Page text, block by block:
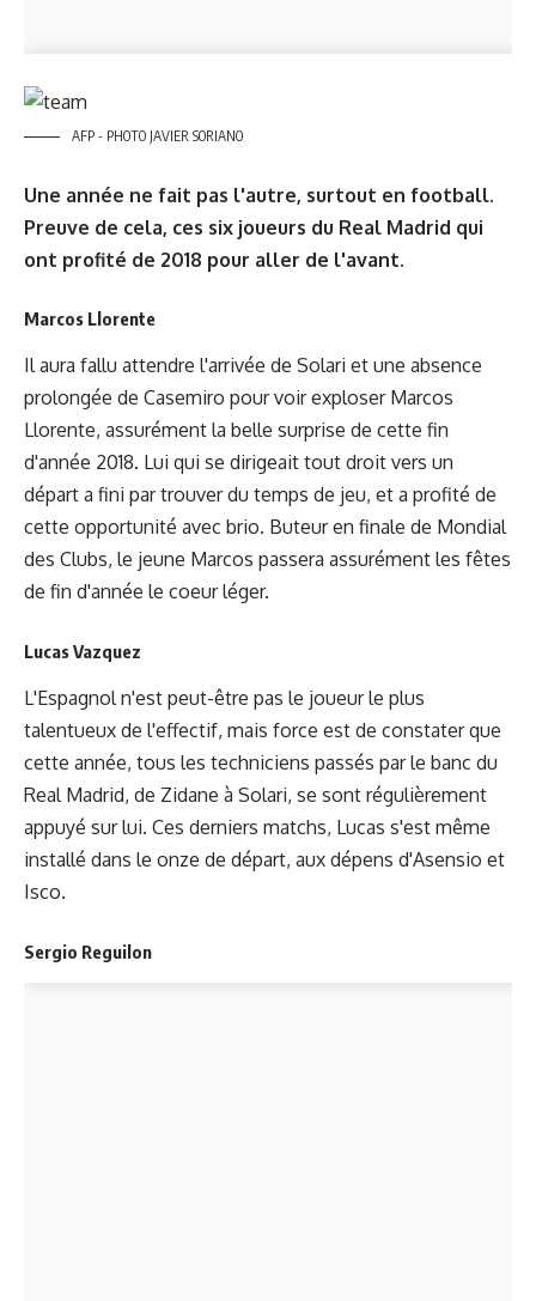
AFP - PHOTO JAVIER SORIANO
Une année ne fait pas l'autre, surtout en football.
Preuve de cela, ces six joueurs du Real Madrid qui
ont profité de 2018 pour aller de l'avant.
Marcos Llorente
Il aura fallu attendre l'arrivée de Solari et une absence
prolongée de Casemiro pour voir exploser Marcos
Llorente, assurément la belle surprise de cette fin
d'année 2018. Lui qui se dirigeait tout droit vers un
départ a fini par trouver du temps de jeu, et a profité de
cette opportunité avec brio. Buteur en finale de Mondial
des Clubs, le jeune Marcos passera assurément les fêtes
de fin d'année le coeur léger.
Lucas Vazquez
L'Espagnol n'est peut-être pas le joueur le plus
talentueux de l'effectif, mais force est de constater que
cette année, tous les techniciens passés par le banc du
Real Madrid, de Zidane à Solari, se sont régulièrement
appuyé sur lui. Ces derniers matchs, Lucas s'est même
installé dans le onze de départ, aux dépens d'Asensio et
Isco.
Sergio Reguilon